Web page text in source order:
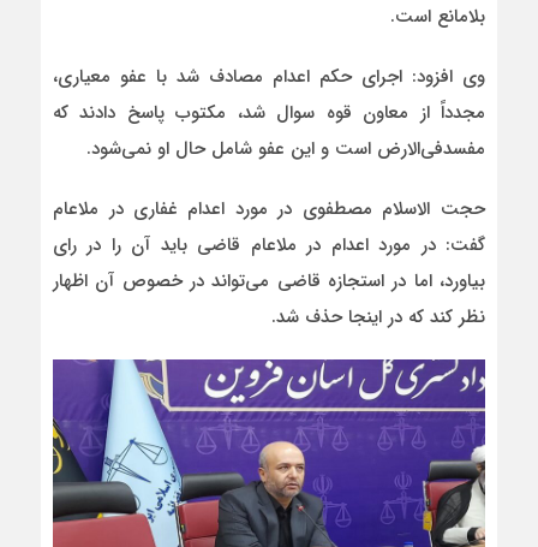
بلامانع است.
وی افزود: اجرای حکم اعدام مصادف شد با عفو معیاری،
مجدداً از معاون قوه سوال شد، مکتوب پاسخ دادند که
مفسدفی‌الارض است و این عفو شامل حال او نمی‌شود.
حجت الاسلام مصطفوی در مورد اعدام غفاری در ملاعام
گفت: در مورد اعدام در ملاعام قاضی باید آن را در رای
بیاورد، اما در استجازه قاضی می‌تواند در خصوص آن اظهار
نظر کند که در اینجا حذف شد.